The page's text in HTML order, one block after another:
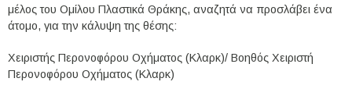
μέλος του Ομίλου Πλαστικά Θράκης, αναζητά να προσλάβει ένα
άτομο, για την κάλυψη της θέσης:
Χειριστής Περονοφόρου Οχήματος (Κλαρκ)/ Βοηθός Χειριστή
Περονοφόρου Οχήματος (Κλαρκ)